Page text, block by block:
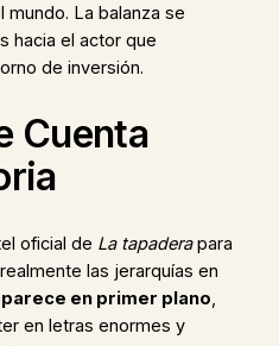
La balanza se
hacia el actor que
de inversión.
Cuenta
oficial de La tapaderapara
las jerarquías en
en primer plano,
en letras enormes y